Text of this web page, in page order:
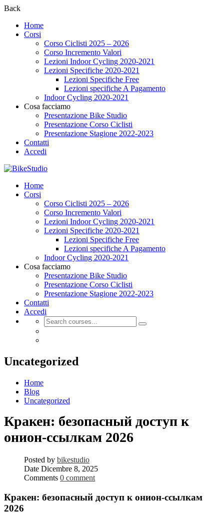
Back
Home
Corsi
Corso Ciclisti 2025 – 2026
Corso Incremento Valori
Lezioni Indoor Cycling 2020-2021
Lezioni Specifiche 2020-2021
Lezioni Specifiche Free
Lezioni specifiche A Pagamento
Indoor Cycling 2020-2021
Cosa facciamo
Presentazione Bike Studio
Presentazione Corso Ciclisti
Presentazione Stagione 2022-2023
Contatti
Accedi
Home
Corsi
Corso Ciclisti 2025 – 2026
Corso Incremento Valori
Lezioni Indoor Cycling 2020-2021
Lezioni Specifiche 2020-2021
Lezioni Specifiche Free
Lezioni specifiche A Pagamento
Indoor Cycling 2020-2021
Cosa facciamo
Presentazione Bike Studio
Presentazione Corso Ciclisti
Presentazione Stagione 2022-2023
Contatti
Accedi
Uncategorized
Home
Blog
Uncategorized
Кракен: безопасный доступ к
онион-ссылкам 2026
Posted by bikestudio
Date Dicembre 8, 2025
Comments 0 comment
Кракен: безопасный доступ к онион-ссылкам
2026